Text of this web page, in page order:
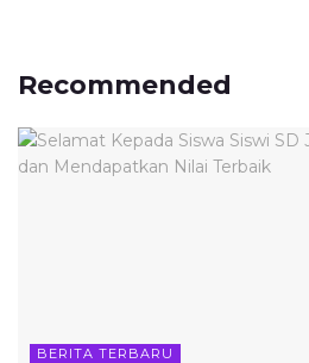
Recommended
BERITA TERBARU